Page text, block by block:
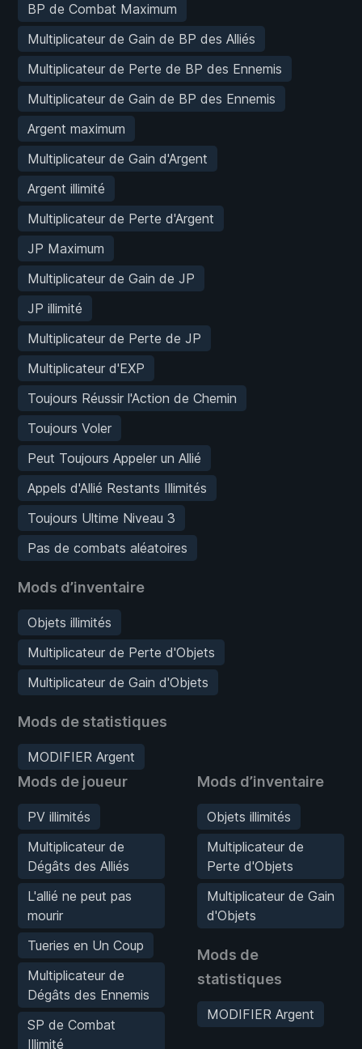
BP de Combat Maximum
Multiplicateur de Gain de BP des Alliés
Multiplicateur de Perte de BP des Ennemis
Multiplicateur de Gain de BP des Ennemis
Argent maximum
Multiplicateur de Gain d'Argent
Argent illimité
Multiplicateur de Perte d'Argent
JP Maximum
Multiplicateur de Gain de JP
JP illimité
Multiplicateur de Perte de JP
Multiplicateur d'EXP
Toujours Réussir l'Action de Chemin
Toujours Voler
Peut Toujours Appeler un Allié
Appels d'Allié Restants Illimités
Toujours Ultime Niveau 3
Pas de combats aléatoires
Mods d’inventaire
Objets illimités
Multiplicateur de Perte d'Objets
Multiplicateur de Gain d'Objets
Mods de statistiques
MODIFIER Argent
Mods de joueur
PV illimités
Multiplicateur de
Dégâts des Alliés
L'allié ne peut pas
mourir
Tueries en Un Coup
Multiplicateur de
Dégâts des Ennemis
SP de Combat
Illimité
Mods d’inventaire
Objets illimités
Multiplicateur de
Perte d'Objets
Multiplicateur de Gain
d'Objets
Mods de
statistiques
MODIFIER Argent